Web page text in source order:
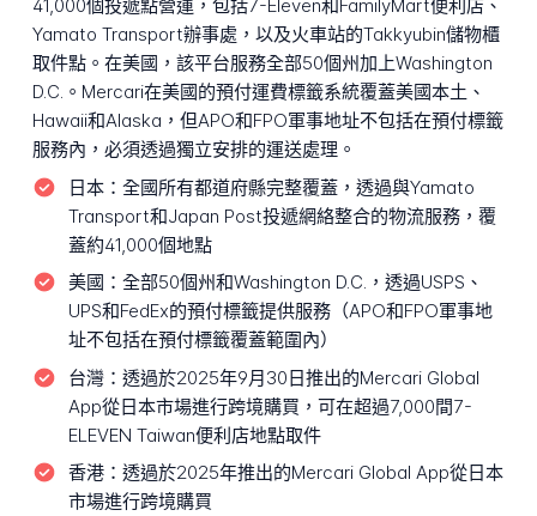
41,000個投遞點營運，包括7-Eleven和FamilyMart便利店、
Yamato Transport辦事處，以及火車站的Takkyubin儲物櫃
取件點。在美國，該平台服務全部50個州加上Washington
D.C.。Mercari在美國的預付運費標籤系統覆蓋美國本土、
Hawaii和Alaska，但APO和FPO軍事地址不包括在預付標籤
服務內，必須透過獨立安排的運送處理。
日本： 全國所有都道府縣完整覆蓋，透過與Yamato
Transport和Japan Post投遞網絡整合的物流服務，覆
蓋約41,000個地點
美國： 全部50個州和Washington D.C.，透過USPS、
UPS和FedEx的預付標籤提供服務（APO和FPO軍事地
址不包括在預付標籤覆蓋範圍內）
台灣： 透過於2025年9月30日推出的Mercari Global
App從日本市場進行跨境購買，可在超過7,000間7-
ELEVEN Taiwan便利店地點取件
香港： 透過於2025年推出的Mercari Global App從日本
市場進行跨境購買